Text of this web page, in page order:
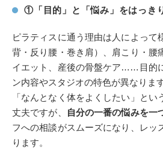
①「目的」と「悩み」をはっき
ピラティスに通う理由は人によって
背・反り腰・巻き肩）、肩こり・腰
イエット、産後の骨盤ケア……目的
ン内容やスタジオの特色が異なります
「なんとなく体をよくしたい」と
丈夫ですが、
自分の一番の悩みを一
フへの相談がスムーズになり、レッ
ります。